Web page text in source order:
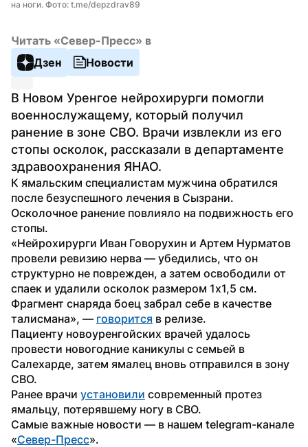
на ноги. Фото: t.me/depzdrav89
Читать «Север-Пресс» в
Дзен
Новости
В Новом Уренгое нейрохирурги помогли
военнослужащему, который получил
ранение в зоне СВО. Врачи извлекли из его
стопы осколок, рассказали в департаменте
здравоохранения ЯНАО.
К ямальским специалистам мужчина обратился
после безуспешного лечения в Сызрани.
Осколочное ранение повлияло на подвижность его
стопы.
«Нейрохирурги Иван Говорухин и Артем Нурматов
провели ревизию нерва — убедились, что он
структурно не поврежден, а затем освободили от
спаек и удалили осколок размером 1х1,5 см.
Фрагмент снаряда боец забрал себе в качестве
талисмана», — говорится в релизе.
Пациенту новоуренгойских врачей удалось
провести новогодние каникулы с семьей в
Салехарде, затем ямалец вновь отправился в зону
СВО.
Ранее врачи установили современный протез
ямальцу, потерявшему ногу в СВО.
Самые важные новости — в нашем telegram-канале
«Север-Пресс».